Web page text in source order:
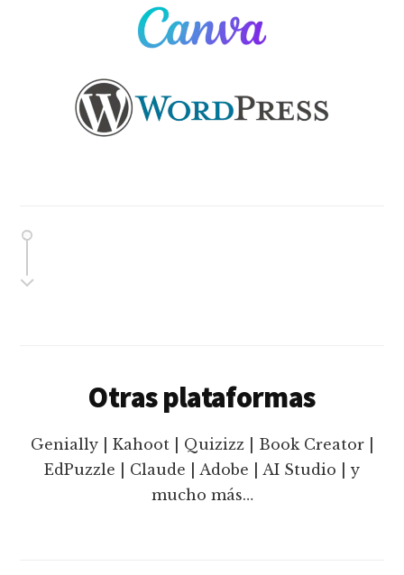
Otras plataformas
Genially | Kahoot | Quizizz | Book Creator |
EdPuzzle | Claude | Adobe | AI Studio | y
mucho más…